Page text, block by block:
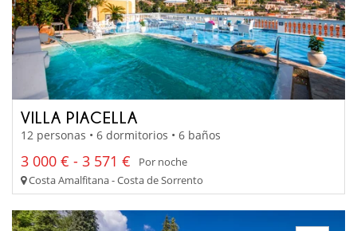
VILLA PIACELLA
12 personas • 6 dormitorios • 6 baños
3 000 € - 3 571 €
Por noche
Costa Amalfitana - Costa de Sorrento